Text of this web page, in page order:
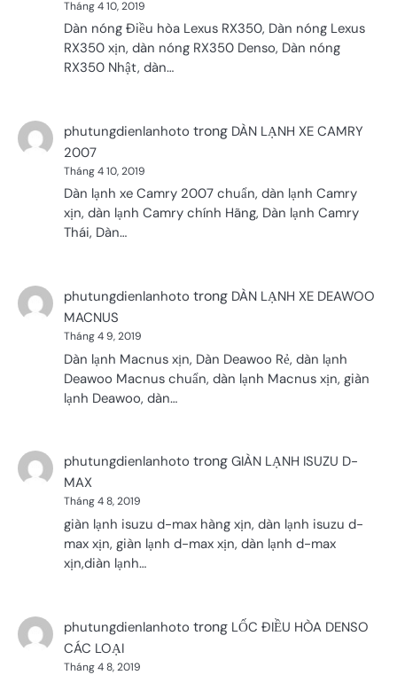
Tháng 4 10, 2019
Dàn nóng Điều hòa Lexus RX350, Dàn nóng Lexus
RX350 xịn, dàn nóng RX350 Denso, Dàn nóng
RX350 Nhật, dàn…
phutungdienlanhoto trong DÀN LẠNH XE CAMRY
2007
Tháng 4 10, 2019
Dàn lạnh xe Camry 2007 chuẩn, dàn lạnh Camry
xịn, dàn lạnh Camry chính Hãng, Dàn lạnh Camry
Thái, Dàn…
phutungdienlanhoto trong DÀN LẠNH XE DEAWOO
MACNUS
Tháng 4 9, 2019
Dàn lạnh Macnus xịn, Dàn Deawoo Rẻ, dàn lạnh
Deawoo Macnus chuẩn, dàn lạnh Macnus xịn, giàn
lạnh Deawoo, dàn…
phutungdienlanhoto trong GIÀN LẠNH ISUZU D-
MAX
Tháng 4 8, 2019
giàn lạnh isuzu d-max hàng xịn, dàn lạnh isuzu d-
max xịn, giàn lạnh d-max xịn, dàn lạnh d-max
xịn,diàn lạnh…
phutungdienlanhoto trong LỐC ĐIỀU HÒA DENSO
CÁC LOẠI
Tháng 4 8, 2019